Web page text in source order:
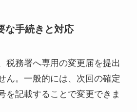
な手続きと対応
税務署へ専用の変更届を提出
ん。一般的には、次回の確定
を記載することで変更できま